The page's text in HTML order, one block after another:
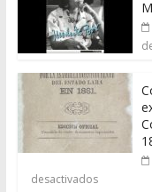
desactivados